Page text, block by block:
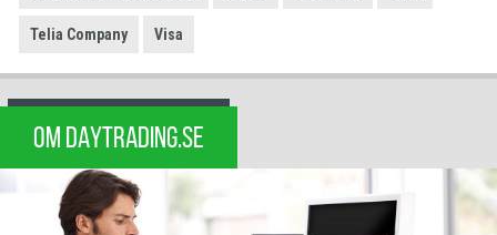
Telia Company Visa
OM DAYTRADING.SE